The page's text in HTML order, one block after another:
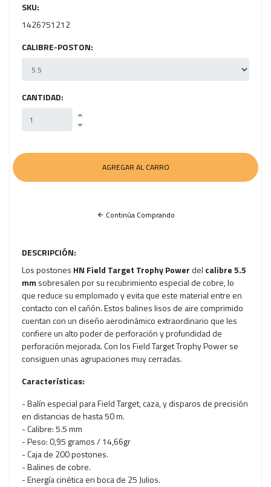
SKU:
1426751212
CALIBRE-POSTON:
CANTIDAD:
Continúa Comprando
DESCRIPCIÓN:
Los postones HN Field Target Trophy Powerdel calibre 5.5
mm sobresalen por su recubrimiento especial de cobre, lo
que reduce su emplomado y evita que este material entre en
contacto con el cañón. Estos balines lisos de aire comprimido
cuentan con un diseño aerodinámico extraordinario que les
confiere un alto poder de perforación y profundidad de
perforación mejorada. Con los Field Target Trophy Power se
consiguen unas agrupaciones muy cerradas.
Características:
- Balín especial para Field Target, caza, y disparos de precisión
en distancias de hasta 50 m.
- Calibre: 5.5 mm
- Peso: 0,95 gramos / 14,66gr
- Caja de 200 postones.
- Balines de cobre.
- Energía cinética en boca de 25 Julios.